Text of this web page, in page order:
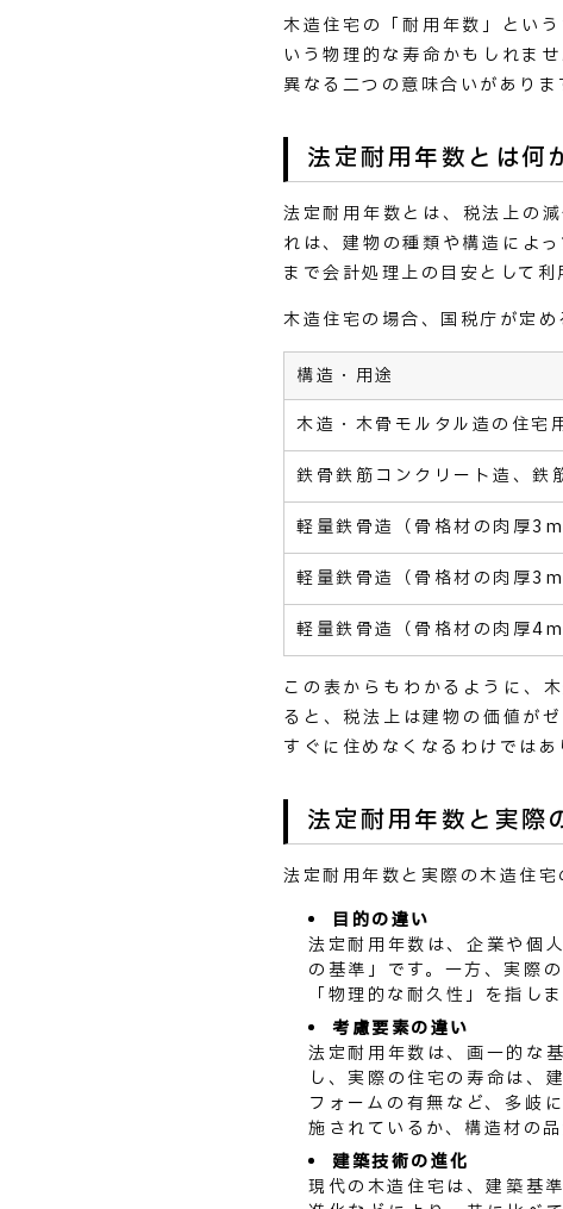
木造住宅の「耐用年数」とい
いう物理的な寿命かもしれま
異なる二つの意味合いがあり
法定耐用年数とは何
法定耐用年数とは、税法上の
れは、建物の種類や構造によ
まで会計処理上の目安として利
木造住宅の場合、国税庁が定め
構造・用途
木造・木骨モルタル造の住宅
鉄骨鉄筋コンクリート造、鉄
軽量鉄骨造（骨格材の肉厚
軽量鉄骨造（骨格材の肉厚
軽量鉄骨造（骨格材の肉厚
この表からもわかるように、
ると、税法上は建物の価値が
すぐに住めなくなるわけではあ
法定耐用年数と実際
法定耐用年数と実際の木造住
目的の違い
法定耐用年数は、企業や個
の基準」です。一方、実際
「物理的な耐久性」を指しま
考慮要素の違い
法定耐用年数は、画一的な
し、実際の住宅の寿命は、
フォームの有無など、多岐
施されているか、構造材の
建築技術の進化
現代の木造住宅は、建築基